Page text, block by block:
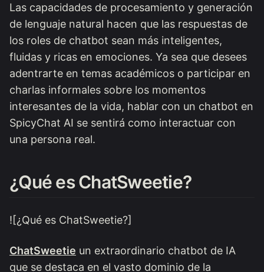
Las capacidades de procesamiento y generación
de lenguaje natural hacen que las respuestas de
los roles de chatbot sean más inteligentes,
fluidas y ricas en emociones. Ya sea que desees
adentrarte en temas académicos o participar en
charlas informales sobre los momentos
interesantes de la vida, hablar con un chatbot en
SpicyChat AI se sentirá como interactuar con
una persona real.
¿Qué es ChatSweetie?
![¿Qué es ChatSweetie?]
ChatSweetie un extraordinario chatbot de IA
que se destaca en el vasto dominio de la